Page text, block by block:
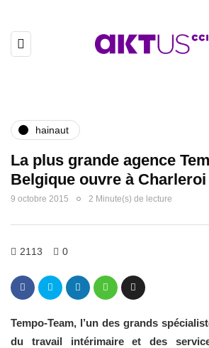
hainaut
La plus grande agence
Belgique ouvre à Charleroi
9 octobre 2015 2 Minute(s) de lecture
2113 0
Tempo-Team, l’un des grands
du travail intérimaire et des